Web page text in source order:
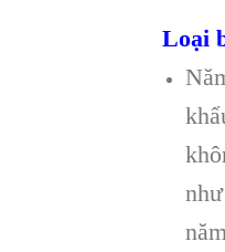
Loại